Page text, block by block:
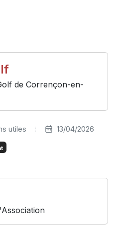
de Corrençon-en-
utiles 13/04/2026